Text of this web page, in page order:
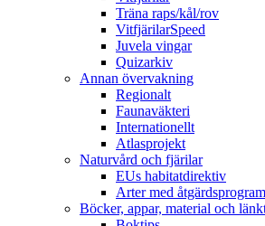
Träna raps/kål/rov
VitfjärilarSpeed
Juvela vingar
Quizarkiv
Annan övervakning
Regionalt
Faunaväkteri
Internationellt
Atlasprojekt
Naturvård och fjärilar
EUs habitatdirektiv
Arter med åtgärdsprogram
Böcker, appar, material och